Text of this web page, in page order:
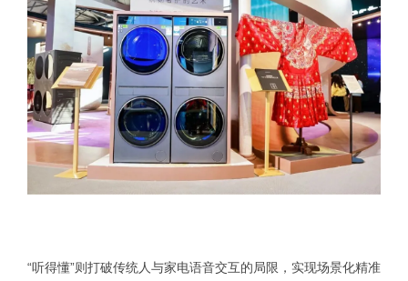
“听得懂”则打破传统人与家电语音交互的局限，实现场景化精准